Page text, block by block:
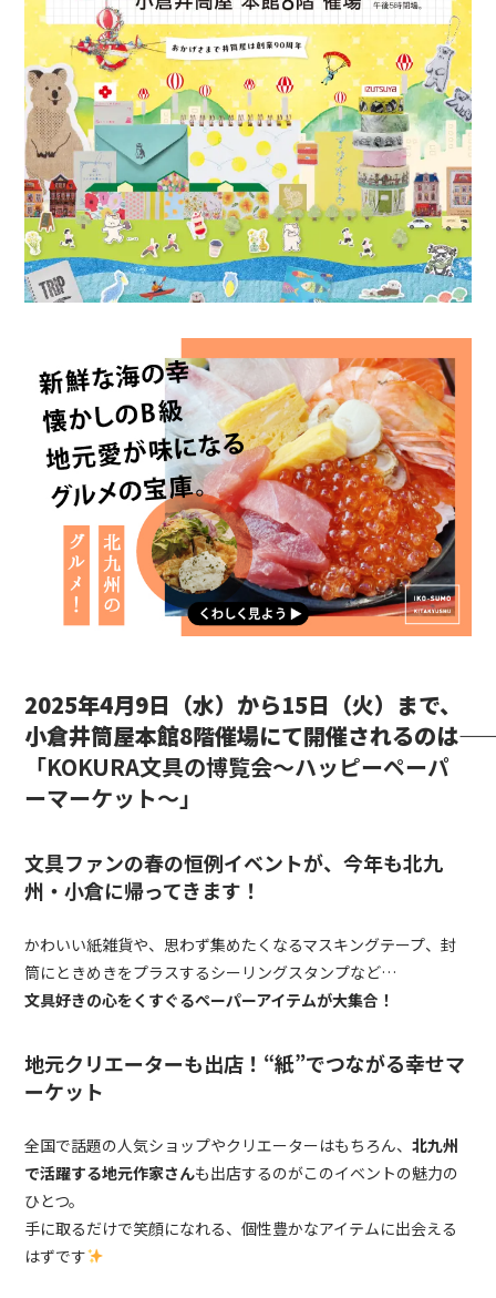
2025年4月9日（水）から15日（火）まで、
小倉井筒屋本館8階催場にて開催されるのは――
「KOKURA文具の博覧会〜ハッピーペーパ
ーマーケット〜」
文具ファンの春の恒例イベントが、今年も北九
州・小倉に帰ってきます！
かわいい紙雑貨や、思わず集めたくなるマスキングテープ、封
筒にときめきをプラスするシーリングスタンプなど…
文具好きの心をくすぐるペーパーアイテムが大集合！
地元クリエーターも出店！“紙”でつながる幸せマ
ーケット
全国で話題の人気ショップやクリエーターはもちろん、北九州
で活躍する地元作家さんも出店するのがこのイベントの魅力の
ひとつ。
手に取るだけで笑顔になれる、個性豊かなアイテムに出会える
はずです